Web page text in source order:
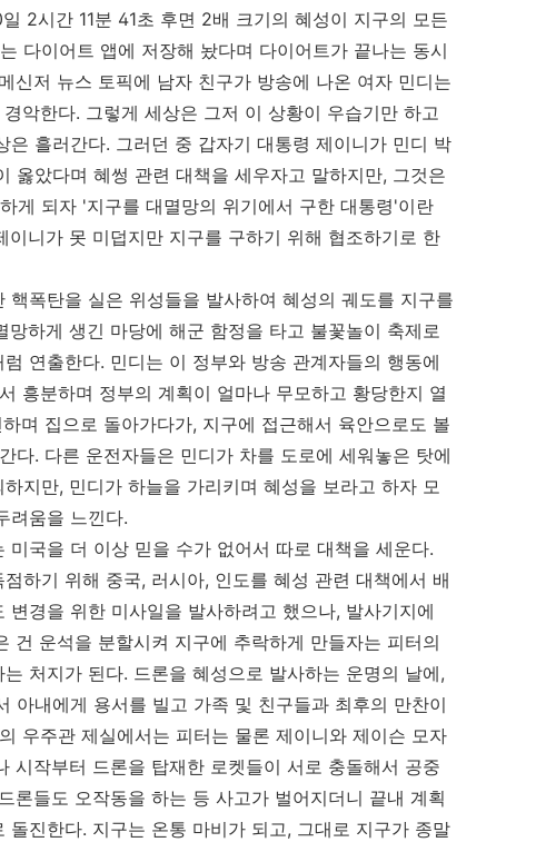
2시간 11분 41초 후면 2배 크기의 혜성이 지구의 모든
다이어트 앱에 저장해 놨다며 다이어트가 끝나는 동시
신저 뉴스 토픽에 남자 친구가 방송에 나온 여자 민디는
악한다. 그렇게 세상은 그저 이 상황이 우습기만 하고
흘러간다. 그러던 중 갑자기 대통령 제이니가 민디 박
옳았다며 혜썽 관련 대책을 세우자고 말하지만, 그것은
게 되자 '지구를 대멸망의 위기에서 구한 대통령'이란
니가 못 미덥지만 지구를 구하기 위해 협조하기로 한
폭탄을 실은 위성들을 발사하여 혜성의 궤도를 지구를
하게 생긴 마당에 해군 함정을 타고 불꽃놀이 축제로
연출한다. 민디는 이 정부와 방송 관계자들의 행동에
흥분하며 정부의 계획이 얼마나 무모하고 황당한지 열
며 집으로 돌아가다가, 지구에 접근해서 육안으로도 볼
다. 다른 운전자들은 민디가 차를 도로에 세워놓은 탓에
지만, 민디가 하늘을 가리키며 혜성을 보라고 하자 모
려움을 느낀다.
국을 더 이상 믿을 수가 없어서 따로 대책을 세운다.
하기 위해 중국, 러시아, 인도를 혜성 관련 대책에서 배
경을 위한 미사일을 발사하려고 했으나, 발사기지에
건 운석을 분할시켜 지구에 추락하게 만들자는 피터의
처지가 된다. 드론을 혜성으로 발사하는 운명의 날에,
아내에게 용서를 빌고 가족 및 친구들과 최후의 만찬이
우주관 제실에서는 피터는 물론 제이니와 제이슨 모자
시작부터 드론을 탑재한 로켓들이 서로 충돌해서 공중
론들도 오작동을 하는 등 사고가 벌어지더니 끝내 계획
진한다. 지구는 온통 마비가 되고, 그대로 지구가 종말